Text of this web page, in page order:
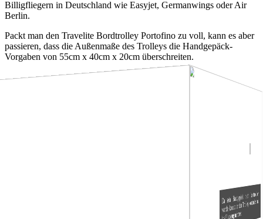
Billigfliegern in Deutschland wie Easyjet, Germanwings oder Air
Berlin.
Packt man den Travelite Bordtrolley Portofino zu voll, kann es aber
passieren, dass die Außenmaße des Trolleys die Handgepäck-
Vorgaben von 55cm x 40cm x 20cm überschreiten.
Da sein Handgepäck nicht kontrolliert
wurde, konnte er den Trolley kostenlos mit